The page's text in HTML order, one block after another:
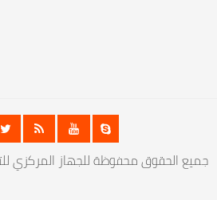
© جميع الحقوق محفوظة للجهاز المركزي